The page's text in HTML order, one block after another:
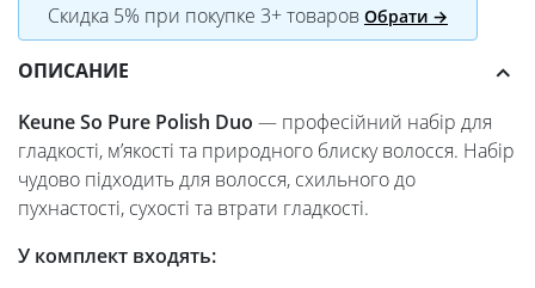
Скидка 5% при покупке 3+ товаров Обрати →
ОПИСАНИЕ
Keune So Pure Polish Duo — професійний набір для
гладкості, м’якості та природного блиску волосся. Набір
чудово підходить для волосся, схильного до
пухнастості, сухості та втрати гладкості.
У комплект входять: